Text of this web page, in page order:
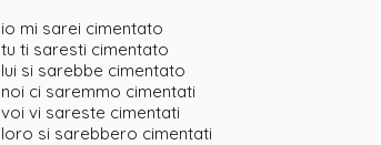
io mi sarei cimentato
tu ti saresti cimentato
lui si sarebbe cimentato
noi ci saremmo cimentati
voi vi sareste cimentati
loro si sarebbero cimentati